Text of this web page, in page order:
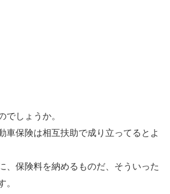
でしょうか。
車保険は相互扶助で成り立ってるとよ
、保険料を納めるものだ、そういった
。